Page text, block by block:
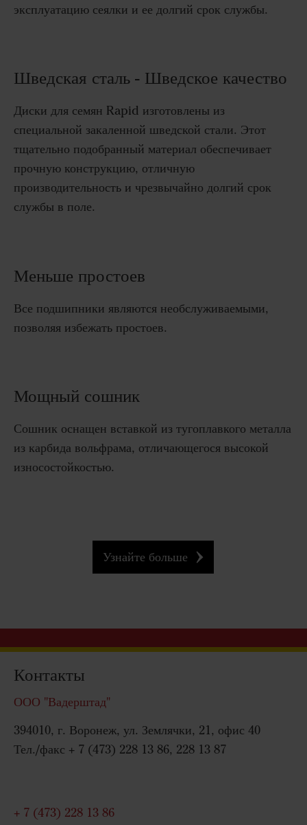
эксплуатацию сеялки и ее долгий срок службы.
Шведская сталь - Шведское качество
Диски для семян Rapid изготовлены из
специальной закаленной шведской стали. Этот
тщательно подобранный материал обеспечивает
прочную конструкцию, отличную
производительность и чрезвычайно долгий срок
службы в поле.
Меньше простоев
Все подшипники являются необслуживаемыми,
позволяя избежать простоев.
Мощный сошник
Сошник оснащен вставкой из тугоплавкого металла
из карбида вольфрама, отличающегося высокой
износостойкостью.
Узнайте больше
Контакты
ООО "Вадерштад"
394010, г. Воронеж, ул. Землячки, 21, офис 40
Тел./факс + 7 (473) 228 13 86, 228 13 87
+ 7 (473) 228 13 86